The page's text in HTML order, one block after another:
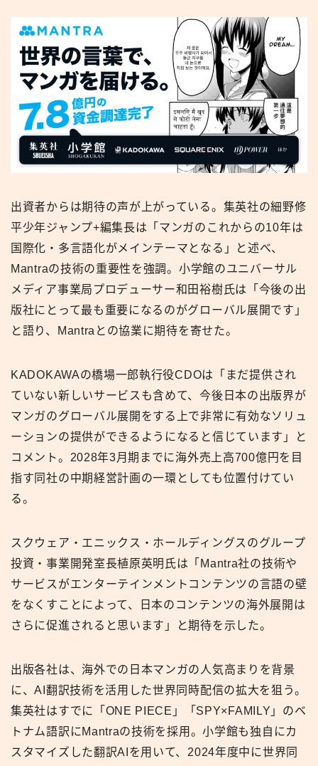
出資者からは期待の声が上がっている。集英社の細野修
平少年ジャンプ+編集長は「マンガのこれからの10年は
国際化・多言語化がメインテーマとなる」と述べ、
Mantraの技術の重要性を強調。小学館のユニバーサル
メディア事業局プロデューサー和田裕樹氏は「今後の出
版社にとって最も重要になるのがグローバル展開です」
と語り、Mantraとの協業に期待を寄せた。
KADOKAWAの橋場一郎執行役CDOは「まだ提供され
ていない新しいサービスも含めて、今後日本の出版界が
マンガのグローバル展開をする上で非常に有効なソリュ
ーションの提供ができるようになると信じています」と
コメント。2028年3月期までに海外売上高700億円を目
指す同社の中期経営計画の一環としても位置付けてい
る。
スクウェア・エニックス・ホールディングスのグループ
投資・事業開発室長植原英明氏は「Mantra社の技術や
サービスがエンターテインメントコンテンツの言語の壁
をなくすことによって、日本のコンテンツの海外展開は
さらに促進されると思います」と期待を示した。
出版各社は、海外での日本マンガの人気高まりを背景
に、AI翻訳技術を活用した世界同時配信の拡大を狙う。
集英社はすでに「ONE PIECE」「SPY×FAMILY」のベ
トナム語訳にMantraの技術を採用。小学館も独自にカ
スタマイズした翻訳AIを用いて、2024年度中に世界同